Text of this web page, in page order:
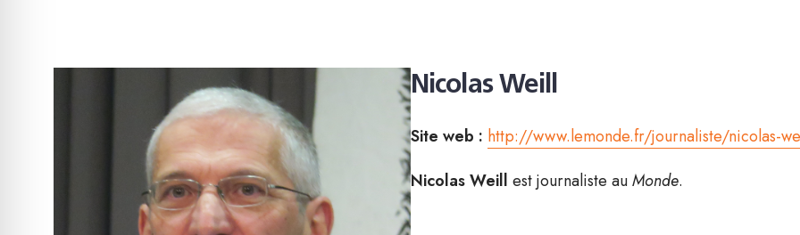
Nicolas Weill
Site web : http://www.lemonde.fr/journaliste/nicolas-
Nicolas Weill est journaliste auMonde.